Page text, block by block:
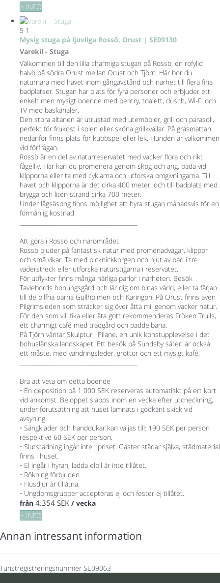
+ INFO
5 1
Mysig stuga på ljuvliga Rossö, Orust | SE09130
Varekil - Stuga
Välkommen till den lilla charmiga stugan på Rossö, en rofylld
halvö på södra Orust mellan Orust och Tjörn. Här bor du
naturnära med havet inom gångavstånd och närhet till flera fina
badplatser. Stugan har plats för fyra personer och erbjuder ett
enkelt men mysigt boende med pentry, toalett, dusch, Wi-Fi och
TV med baskanaler.
Den stora altanen är utrustad med utemöbler, grill och parasoll,
perfekt för frukost i solen eller sköna grillkvällar. På gräsmattan
nedanför finns plats för kubbspel eller lek. Hunden är välkommen
vid förfrågan.
Rossö är en del av naturreservatet med vacker flora och rikt
fågelliv. Här kan du promenera genom skog och äng, bada vid
klipporna eller ta med cyklarna och utforska omgivningarna. Till
havet och klipporna är det cirka 400 meter, och till badplats med
brygga och liten strand cirka 700 meter.
Under lågsäsong finns möjlighet att hyra stugan månadsvis för en
förmånlig kostnad.
Att göra i Rossö och närområdet
Rossö bjuder på fantastisk natur med promenadvägar, klippor
och små vikar. Ta med picknickkorgen och njut av bad i tre
väderstreck eller utforska naturstigarna i reservatet.
För utflykter finns många härliga pärlor i närheten. Besök
Tavlebords honungsgård och lär dig om binas värld, eller ta färjan
till de bilfria öarna Gullholmen och Käringön. På Orust finns även
Pilgrimsleden som sträcker sig över åtta mil genom vacker natur.
För den som vill fika eller äta gott rekommenderas Fröken Trulls,
ett charmigt café med trädgård och paddelbana.
På Tjörn väntar Skulptur i Pilane, en unik konstupplevelse i det
bohuslänska landskapet. Ett besök på Sundsby säteri är också
ett måste, med vandringsleder, grottor och ett mysigt kafé.
Bra att veta om detta boende
• En deposition på 1 000 SEK reserveras automatiskt på ert kort
vid ankomst. Beloppet släpps inom en vecka efter utcheckning,
under förutsättning att huset lämnats i godkänt skick vid
avsyning.
• Sängkläder och handdukar kan väljas till: 190 SEK per person
respektive 60 SEK per person.
• Slutstädning ingår inte i priset. Gäster städar själva, städmaterial
finns i huset.
• El ingår i hyran, ladda elbil är inte tillåtet.
• Rökning förbjuden.
• Husdjur är tillåtna.
• Ungdomsgrupper accepteras ej och fester ej tillåtet.
från 4.354 SEK / vecka
+ INFO
Annan intressant information
Turistregistreringsnummer SE09063